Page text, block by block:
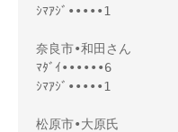
ｼﾏｱｼﾞ•••••1
奈良市•和田さん
ﾏﾀﾞｲ••••••6
ｼﾏｱｼﾞ•••••1
松原市•大原氏